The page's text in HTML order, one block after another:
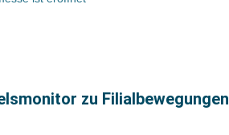
zu Filialbewegungen